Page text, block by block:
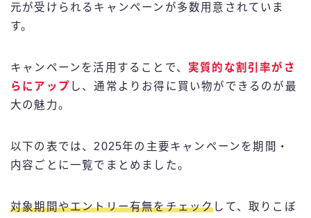
元が受けられるキャンペーンが多数用意されていま
す。
キャンペーンを活用することで、 実質的な割引率がさ
らにアップ し、通常よりお得に買い物ができるのが最
大の魅力。
以下の表では、2025年の主要キャンペーンを期間・
内容ごとに一覧でまとめました。
対象期間やエントリー有無をチェックして、取りこぼ